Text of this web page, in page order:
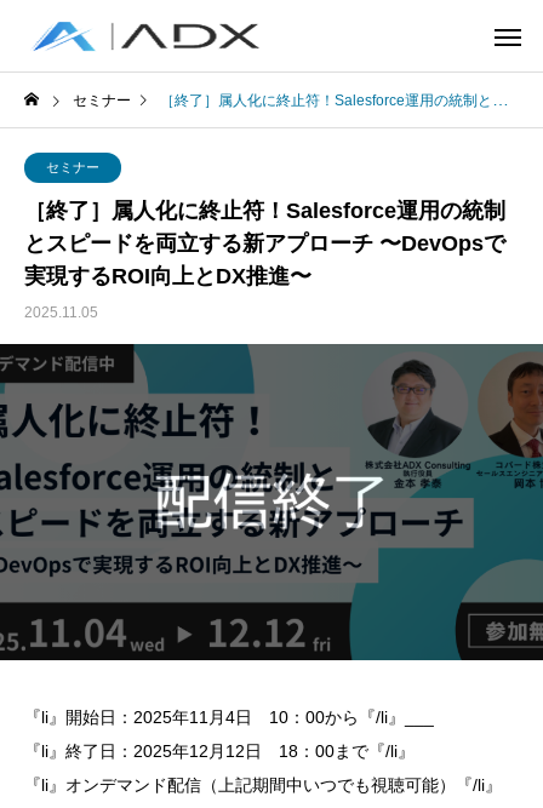
セミナー ［終了］属人化に終止符！Salesforce運用の統制とスピードを両立する新アプローチ 〜DevOpsで実現するROI向上とDX推進〜
セミナー
［終了］属人化に終止符！Salesforce運用の統制
とスピードを両立する新アプローチ 〜DevOpsで
実現するROI向上とDX推進〜
2025.11.05
『li』開始日：2025年11月4日 10：00から『/li』___
『li』終了日：2025年12月12日 18：00まで『/li』
『li』オンデマンド配信（上記期間中いつでも視聴可能）『/li』